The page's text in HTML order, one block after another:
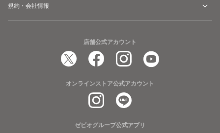
規約・会社情報
店舗公式アカウント
オンラインストア公式アカウント
ゼビオグループ公式アプリ